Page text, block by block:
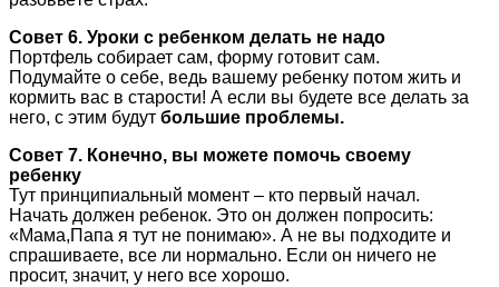
Совет 6. Уроки с ребенком делать не надо
Портфель собирает сам, форму готовит сам.
Подумайте о себе, ведь вашему ребенку потом жить и
кормить вас в старости! А если вы будете все делать за
него, с этим будут большие проблемы.
Совет 7. Конечно, вы можете помочь своему
ребенку
Тут принципиальный момент – кто первый начал.
Начать должен ребенок. Это он должен попросить:
«Мама,Папа я тут не понимаю». А не вы подходите и
спрашиваете, все ли нормально. Если он ничего не
просит, значит, у него все хорошо.